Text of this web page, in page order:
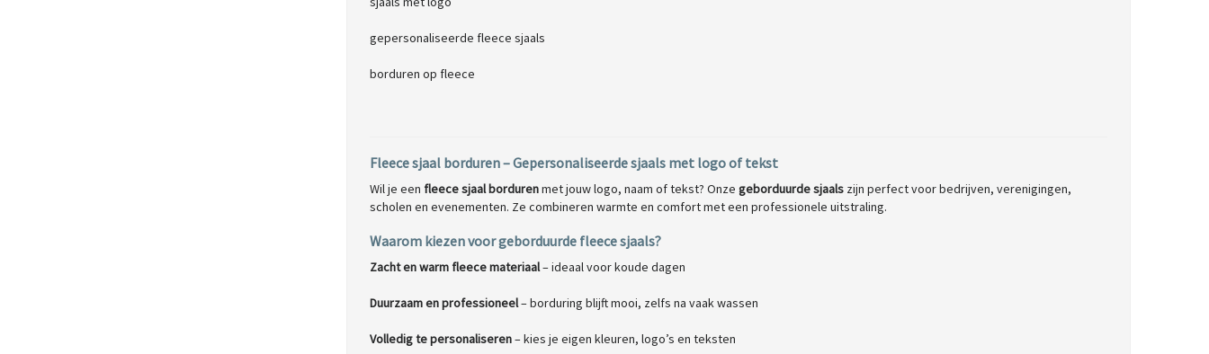
gepersonaliseerde fleece sjaals
borduren op fleece
Fleece sjaal borduren – Gepersonaliseerde sjaals met logo of tekst
Wil je een fleece sjaal bordurenmet jouw logo, naam of tekst? Onze geborduurde sjaalszijn perfect voor bedrijven, verenigingen,
scholen en evenementen. Ze combineren warmte en comfort met een professionele uitstraling.
Waarom kiezen voor geborduurde fleece sjaals?
Zacht en warm fleece materiaal– ideaal voor koude dagen
Duurzaam en professioneel– borduring blijft mooi, zelfs na vaak wassen
Volledig te personaliseren– kies je eigen kleuren, logo’s en teksten